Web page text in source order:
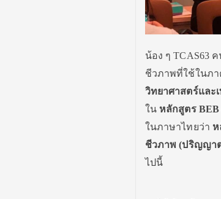
น้อง ๆ TCAS63
ชีวภาพที่ใช้ในภ
วิทยาศาสตร์และ
ใน หลักสูตร BEB
ในภาษาไทยว่า ห
ชีวภาพ (ปริญญา
ไปนี้